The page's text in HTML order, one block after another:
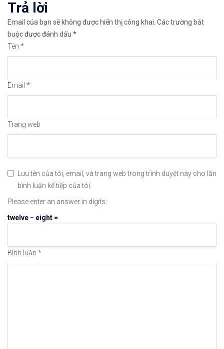
✅Xem hướng dẫn cách giao dịch Mua – Bán
👉𝘔ở 𝘵à𝘪 𝘬𝘩𝘰ả𝘯 𝘵𝘳ê𝘯 𝘴à𝘯 𝘙𝘦𝘮𝘪𝘵𝘢𝘯𝘰 𝘯ổ𝘪 𝘵𝘪ế𝘯𝘨:
𝘟𝘦𝘮 𝘤𝘩𝘪 𝘵𝘪ế𝘵: https://chungkhoanforex.com/thi-
😘Cảm ơn bạn đã xem thông tin😘🍀🤗Chúc bạn
Trả lời
Email của bạn sẽ không được hiển thị công khai. Các trường bắt
buộc được đánh dấu *
Tên *
Email *
Trang web
Lưu tên của tôi, email, và trang web trong trình duyệt này cho lần
bình luận kế tiếp của tôi.
Please enter an answer in digits:
twelve − eight =
Bình luận *